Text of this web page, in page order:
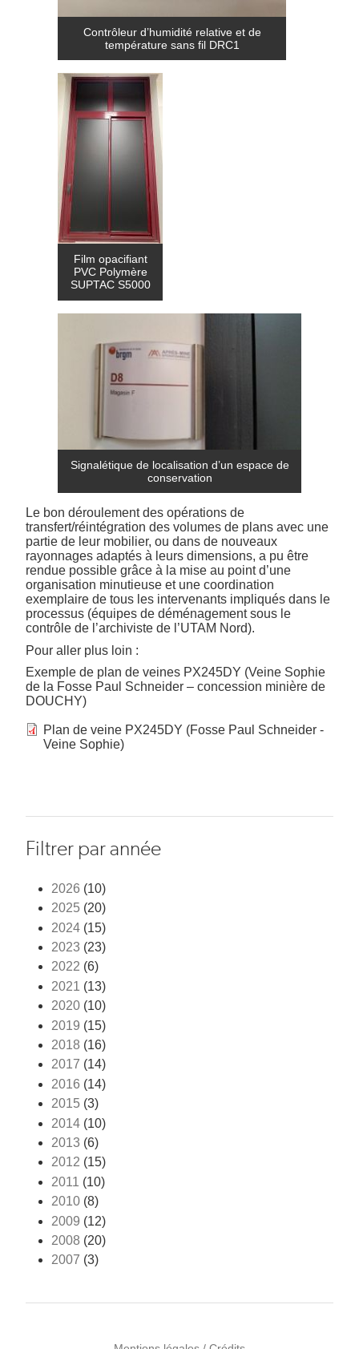
Contrôleur d’humidité relative et de
température sans fil DRC1
Film opacifiant
PVC Polymère
SUPTAC S5000
Signalétique de localisation d’un espace de
conservation
Le bon déroulement des opérations de
transfert/réintégration des volumes de plans avec une
partie de leur mobilier, ou dans de nouveaux
rayonnages adaptés à leurs dimensions, a pu être
rendue possible grâce à la mise au point d’une
organisation minutieuse et une coordination
exemplaire de tous les intervenants impliqués dans le
processus (équipes de déménagement sous le
contrôle de l’archiviste de l’UTAM Nord).
Pour aller plus loin :
Exemple de plan de veines PX245DY (Veine Sophie
de la Fosse Paul Schneider – concession minière de
DOUCHY)
Plan de veine PX245DY (Fosse Paul Schneider -
Veine Sophie)
Filtrer par année
2026 (10)
2025 (20)
2024 (15)
2023 (23)
2022 (6)
2021 (13)
2020 (10)
2019 (15)
2018 (16)
2017 (14)
2016 (14)
2015 (3)
2014 (10)
2013 (6)
2012 (15)
2011 (10)
2010 (8)
2009 (12)
2008 (20)
2007 (3)